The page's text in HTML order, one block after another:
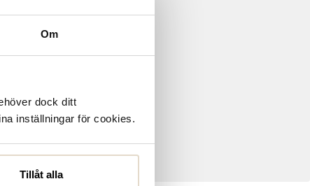
Om
dock ditt
inställningar för cookies.
Tillåt alla